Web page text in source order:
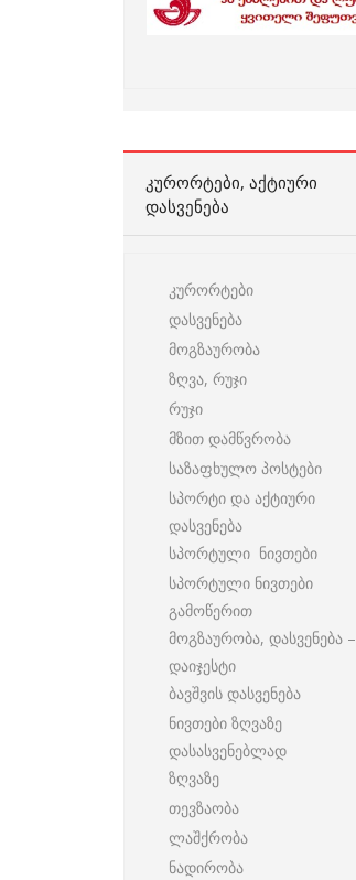
ᲙᲣᲠᲝᲠᲢᲔᲑᲘ, ᲐᲥᲢᲘᲣᲠᲘ
ᲓᲐᲡᲕᲔᲜᲔᲑᲐ
კურორტები
დასვენება
მოგზაურობა
ზღვა, რუჯი
რუჯი
მზით დამწვრობა
საზაფხულო პოსტები
სპორტი და აქტიური
დასვენება
სპორტული ნივთები
სპორტული ნივთები
გამოწერით
მოგზაურობა, დასვენება –
დაიჯესტი
ბავშვის დასვენება
ნივთები ზღვაზე
დასასვენებლად
ზღვაზე
თევზაობა
ლაშქრობა
ნადირობა